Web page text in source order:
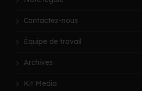
Contactez-nous
Équipe de travail
Archives
Kit Media